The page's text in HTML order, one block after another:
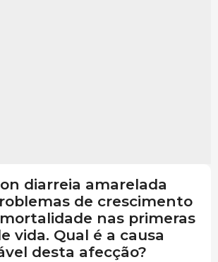
diarreia amarelada
de crescimento
nas primeras
vida. Qual é a causa
desta afecção?